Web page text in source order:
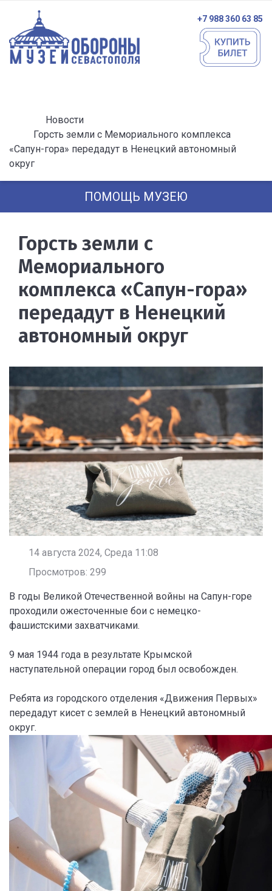
+7 988 360 63 85
Новости
Горсть земли с Мемориального комплекса
«Сапун-гора» передадут в Ненецкий автономный
округ
ПОМОЩЬ МУЗЕЮ
Горсть земли с
Мемориального
комплекса «Сапун-гора»
передадут в Ненецкий
автономный округ
14 августа 2024, Среда 11:08
Просмотров: 299
В годы Великой Отечественной войны на Сапун-горе
проходили ожесточенные бои с немецко-
фашистскими захватчиками.
9 мая 1944 года в результате Крымской
наступательной операции город был освобожден.
Ребята из городского отделения «Движения Первых»
передадут кисет с землей в Ненецкий автономный
округ.